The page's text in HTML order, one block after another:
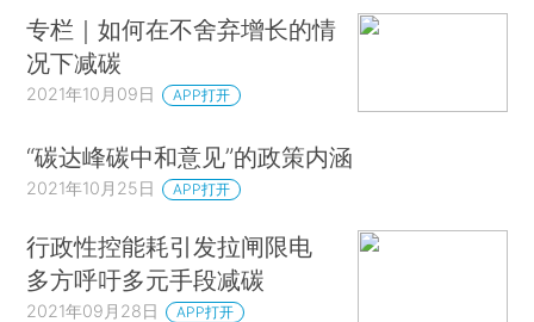
专栏｜如何在不舍弃增长的情
况下减碳
2021年10月09日 APP打开
“碳达峰碳中和意见”的政策内涵
2021年10月25日 APP打开
行政性控能耗引发拉闸限电
多方呼吁多元手段减碳
2021年09月28日 APP打开